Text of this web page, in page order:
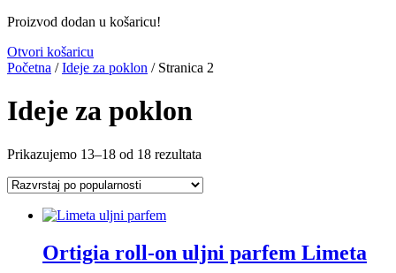
Proizvod dodan u košaricu!
Otvori košaricu
Početna /Ideje za poklon / Stranica 2
Ideje za poklon
Prikazujemo 13–18 od 18 rezultata
Ortigia roll-on uljni parfem Limeta